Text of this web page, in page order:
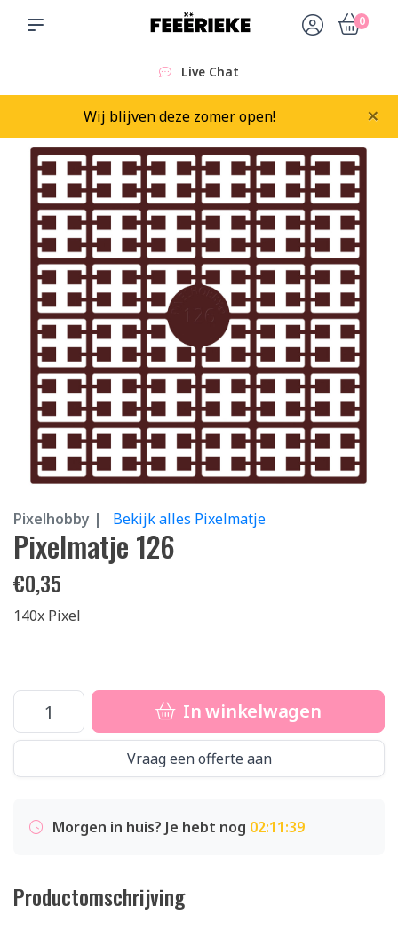
0
Live Chat
Wij blijven deze zomer open! ×
Pixelhobby | Bekijk alles Pixelmatje
Pixelmatje 126
€0,35
140x Pixel
In winkelwagen
Vraag een offerte aan
Morgen in huis? Je hebt nog 02:11:39
Productomschrijving